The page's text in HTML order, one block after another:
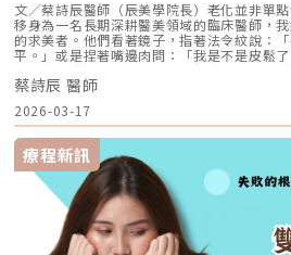
點擊查看「臉部清潔保養」分類連結
文／蔡詩辰醫師（辰美學院長）老化並非單
移身為一名長期深耕醫美領域的臨床醫師，
的求美者。他們看著鏡子，指著法令紋說：
平。」或是捏著嘴邊肉問：「我是不是皮鬆
一夕之間發生的變化，而是一個由內而外、
到的輪廓線模糊、蘋果肌下垂，其實只是冰
鍵的是深層支撐結構逐漸失去了固定力。這
筋膜層的鬆弛，甚至連骨骼框架都會隨著時
筋地基」開始傾斜，單純依靠電波或音波這
的療程，有時會顯得力不從心。這時，我們
介入，而「秘線拉提（MINT Lift）」正是透
組織送回它原本該在的位置。MINT 秘線的科
談論效果之前，我始終認為「安全性」是醫
「埋線」會擔心線材是否會留在體內一輩子
（MINT Lift）使用的核心材質是 PDO（
酮）。這並不是什麼神祕的新東西，而是在
蔡詩辰 醫師
2026-03-17
療程新訊